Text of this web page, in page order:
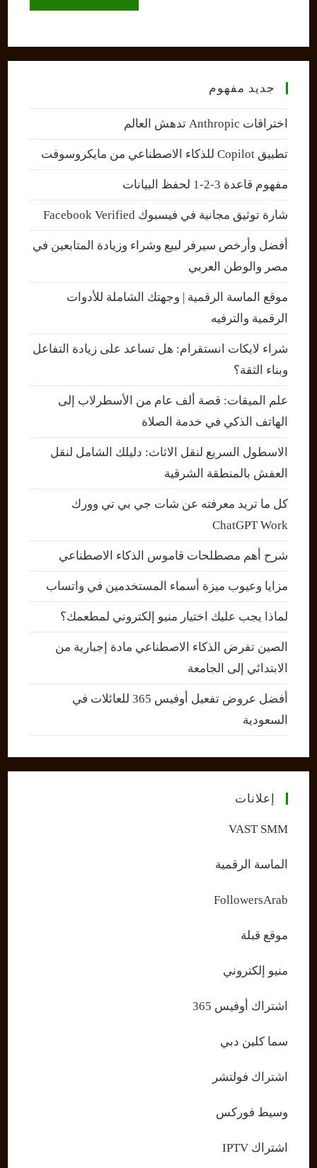
جديد مفهوم
اختراقات Anthropic تدهش العالم
تطبيق Copilot للذكاء الاصطناعي من مايكروسوفت
مفهوم قاعدة 3-2-1 لحفظ البيانات
شارة توثيق مجانية في فيسبوك Facebook Verified
أفضل وأرخص سيرفر لبيع وشراء وزيادة المتابعين في
مصر والوطن العربي
موقع الماسة الرقمية | وجهتك الشاملة للأدوات
الرقمية والترفيه
شراء لايكات انستقرام: هل تساعد على زيادة التفاعل
وبناء الثقة؟
علم الميقات: قصة ألف عام من الأسطرلاب إلى
الهاتف الذكي في خدمة الصلاة
الاسطول السريع لنقل الاثاث: دليلك الشامل لنقل
العفش بالمنطقة الشرقية
كل ما تريد معرفته عن شات جي بي تي وورك
ChatGPT Work
شرح أهم مصطلحات قاموس الذكاء الاصطناعي
مزايا وعيوب ميزة أسماء المستخدمين في واتساب
لماذا يجب عليك اختيار منيو إلكتروني لمطعمك؟
الصين تفرض الذكاء الاصطناعي مادة إجبارية من
الابتدائي إلى الجامعة
أفضل عروض تفعيل أوفيس 365 للعائلات في
السعودية
إعلانات
VAST SMM
الماسة الرقمية
FollowersArab
موقع قبلة
منيو إلكتروني
اشتراك أوفيس 365
سما كلين دبي
اشتراك فولتشر
وسيط فوركس
اشتراك IPTV